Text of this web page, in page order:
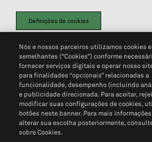
Definições de cookies
Política de PrivacidadePortal de privacidade do
Não Venda Minhas Informações Pessoais© 2026
Nós e nossos parceiros utilizamos cookies
semelhantes (“Cookies”) conforme
fornecer serviços digitais e operar nosso
para finalidades “opcionais” relacionadas a
funcionalidade, desempenho (incluindo
e publicidade direcionada. Para aceitar,
modificar suas configurações de cookies,
botões neste banner. Para mais
alterar sua escolha posteriormente,
sobre Cookies.